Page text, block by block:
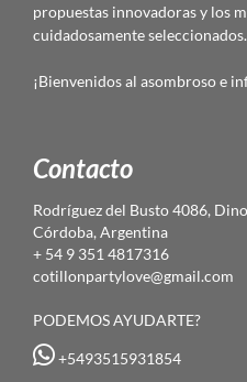
propuestas innovadoras y los
cuidadosamente seleccionados.
¡Bienvenidos al asombroso e
Contacto
Rodríguez del Busto 4086,
Córdoba, Argentina
+ 54 9 351 4817316
cotillonpartylove@gmail.com
PODEMOS AYUDARTE?
+5493515931854